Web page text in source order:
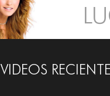
VIDEOS